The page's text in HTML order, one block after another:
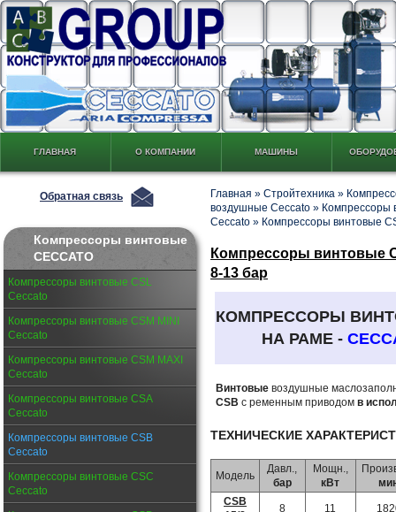
ГЛАВНАЯ О КОМПАНИИ МАШИНЫ
Обратная связь
Компрессоры винтовые
CECCATO
Компрессоры винтовые CSL
Ceccato
Компрессоры винтовые CSM MINI
Ceccato
Компрессоры винтовые CSM MAXI
Ceccato
Компрессоры винтовые CSA
Ceccato
Компрессоры винтовые CSB
Ceccato
Компрессоры винтовые CSC
Ceccato
Главная » Стройтехника »
воздушные Ceccato » Компрессоры
Ceccato » Компрессоры винтовые
Компрессоры винтовые
8-13 бар
КОМПРЕССОРЫ
НА РАМЕ -
Винтовые воздушные
CSB с ременным приводом в
ТЕХНИЧЕСКИЕ
Модель
Давл.,
бар
Мощн.,
кВт
CSB
8 11